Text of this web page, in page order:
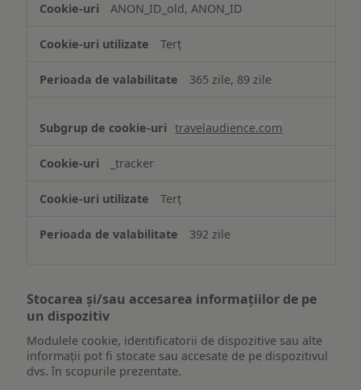
ANON_ID_old, ANON_ID
Terț
365 zile, 89 zile
travelaudience.com
_tracker
Terț
392 zile
Stocarea și/sau accesarea informațiilor de pe
un dispozitiv
Modulele cookie, identificatorii de dispozitive sau alte
informații pot fi stocate sau accesate de pe dispozitivul
dvs. în scopurile prezentate.